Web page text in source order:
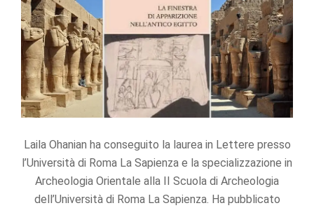
Laila Ohanian ha conseguito la laurea in Lettere presso
l’Università di Roma La Sapienza e la specializzazione in
Archeologia Orientale alla II Scuola di Archeologia
dell’Università di Roma La Sapienza. Ha pubblicato
Statistics
In order for
us to
improve the
website's
functionality
and
structure,
how the
used.